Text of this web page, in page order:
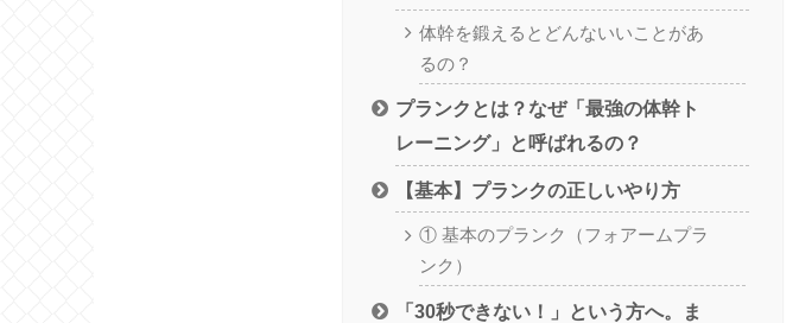
体幹を鍛えるとどんないいことがあ
るの？
プランクとは？なぜ「最強の体幹ト
レーニング」と呼ばれるの？
【基本】プランクの正しいやり方
① 基本のプランク（フォアームプラ
ンク）
「30秒できない！」という方へ。ま